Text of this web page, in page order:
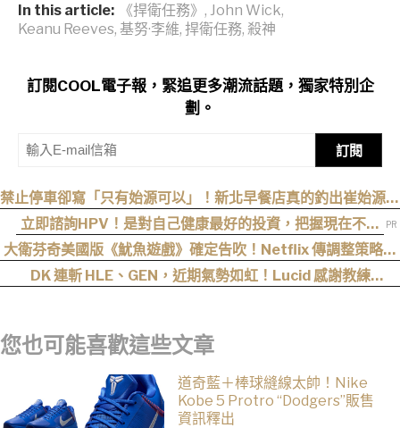
In this article: 《捍衛任務》 , John Wick,
Keanu Reeves, 基努·李維, 捍衛任務, 殺神
訂閱COOL電子報，緊追更多潮流話題，獨家特別企
劃。
訂閱
禁止停車卻寫「只有始源可以」！新北早餐店真的釣出崔始源本
尊朝聖
立即諮詢HPV！是對自己健康最好的投資，把握現在不嫌
晚！
大衛芬奇美國版《魷魚遊戲》確定告吹！Netflix 傳調整策略，
不再推進該系列
DK 連斬 HLE、GEN，近期氣勢如虹！Lucid 感謝教練
您也可能喜歡這些文章
道奇藍＋棒球縫線太帥！Nike
Kobe 5 Protro “Dodgers”販售
資訊釋出